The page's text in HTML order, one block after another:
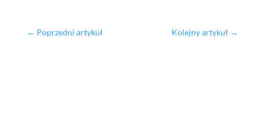
← Poprzedni artykuł Kolejny artykuł →